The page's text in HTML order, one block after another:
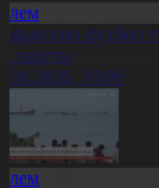
футбол
тартты
10:06